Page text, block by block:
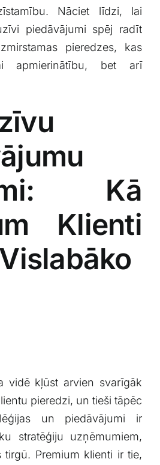
Nāciet līdzi, lai
⁤piedāvājumi spēj radīt
pieredzes,⁢ kas
apmierinātību, ‍bet arī
Kā
Klienti
vidē⁣ kļūst arvien svarīgāk
pieredzi, un tieši tāpēc
un piedāvājumi‌ ir
stratēģiju uzņēmumiem,
⁢tirgū. Premium klienti ir​ tie,